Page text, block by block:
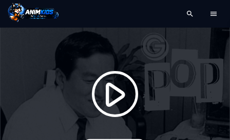
search menu
play_arrow